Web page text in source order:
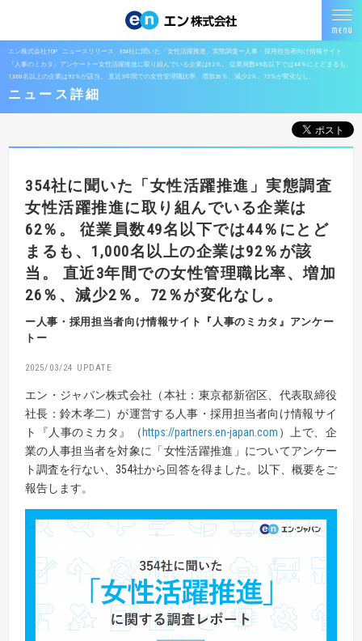
エン株式会社TOP ニュースリリース
354社に聞いた「女性活躍推進」実態調査ー人事・採用担当者向け情報サイト
『人事のミカタ』アンケートー女性活躍推進に取り組んでいる企業は62％。 従業員数49名以下では44％にとどまるも、
1,000名以上の企業は92％が該当。 直近3年間での女性管理職比率、増加26％、減少2％。72％が変化なし。
ニュース詳細
354社に聞いた「女性活躍推進」実態調査
女性活躍推進に取り組んでいる企業は
62％。 従業員数49名以下では44％にとど
まるも、1,000名以上の企業は92％が該
当。 直近3年間での女性管理職比率、増加
26％、減少2％。72％が変化なし。
ー人事・採用担当者向け情報サイト『人事のミカタ』アンケー
トー
2025/03/24
エン・ジャパン株式会社（本社：東京都新宿区、代表取締役
社長：鈴木孝二）が運営する人事・採用担当者向け情報サイ
ト『人事のミカタ』（ https://partners.en-japan.com ）上で、企
業の人事担当者を対象に「女性活躍推進」についてアンケー
ト調査を行ない、354社から回答を得ました。以下、概要をご
報告します。